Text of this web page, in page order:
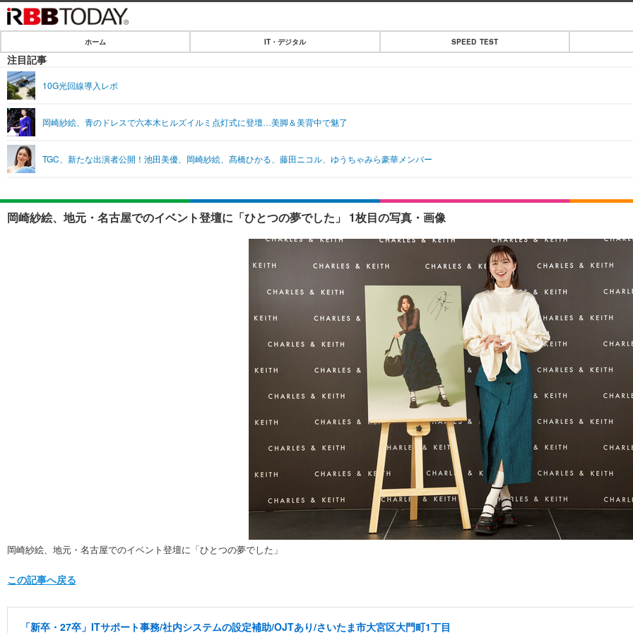
IT・デジタル
ショッピング
SPEED TEST
エンタメ
エンタメTOP
音楽
ライフ
ライフTOP
ペット
リリース一覧
ホーム IT・デジタル SPEED TEST
注目記事
10G光回線導入レポ
岡崎紗絵、青のドレスで六本木ヒルズイルミ点灯式に登壇…美脚＆美背中で魅了
TGC、新たな出演者公開！池田美優、岡崎紗絵、髙橋ひかる、藤田ニコル、ゆうちゃみら豪華メンバー
岡崎紗絵、地元・名古屋でのイベント登壇に「ひとつの夢でした」 1枚目の写真・画像
岡崎紗絵、地元・名古屋でのイベント登壇に「ひとつの夢でした」
この記事へ戻る
「新卒・27卒」ITサポート事務/社内システムの設定補助/OJTあり/さいたま市大宮区大門町1丁目